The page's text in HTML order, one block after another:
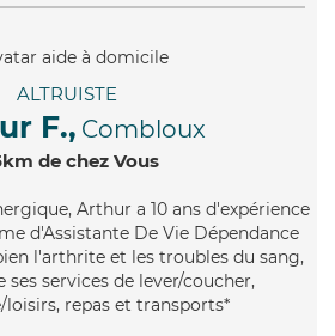
ALTRUISTE
F., Combloux
de chez Vous
Arthur a 10 ans d'expérience
d'Assistante De Vie Dépendance
l'arthrite et les troubles du sang,
services de lever/coucher,
repas et transports*